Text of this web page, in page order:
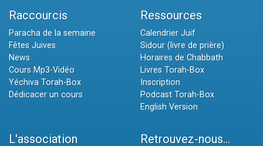
Raccourcis
Paracha de la semaine
Fêtes Juives
News
Cours Mp3-Vidéo
Yéchiva Torah-Box
Dédicacer un cours
Ressources
Calendrier Juif
Sidour (livre de prière)
Horaires de Chabbath
Livres Torah-Box
Inscription
Podcast Torah-Box
English Version
L'association Retrouvez-nous...